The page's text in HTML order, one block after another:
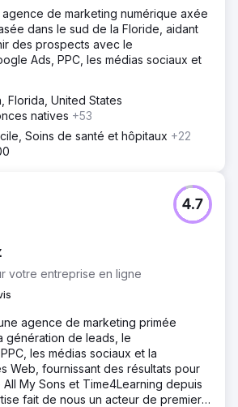
en l'espace de 3 mois, soit la
à l'époque.
vendre 40 mobil-homes en 2 mois.
de leads est passé d'environ 150
900 leads par mois.
la page de l'agence
agence de marketing numérique axée
dans le sud de la Floride, aidant
des prospects avec le
Ads, PPC, les médias sociaux et
Florida, United States
natives +53
Soins de santé et hôpitaux +22
votre entreprise en ligne
4.7
agence de marketing primée
génération de leads, le
les médias sociaux et la
Web, fournissant des résultats pour
My Sons et Time4Learning depuis
fait de nous un acteur de premier